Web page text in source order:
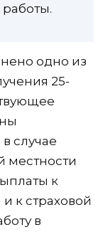
одно из
25-
случае
местности
к
к страховой
в